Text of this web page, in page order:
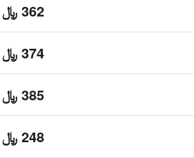
362 ﷼
374 ﷼
385 ﷼
248 ﷼